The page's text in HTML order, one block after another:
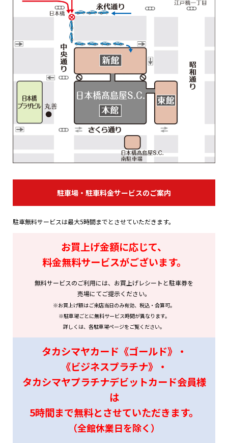
駐車場・駐車料金サービスのご案内
駐車無料サービスは最大5時間までとさせていただきます。
お買上げ金額に応じて、
料金無料サービスがございます。
無料サービスのご利用には、お買上げレシートと駐車券を
売場にてご提示ください。
※お買上げ額はご来店当日のみ有効、税込・合算可。
※駐車場ごとに無料サービス時間が異なります。
詳しくは、各駐車場ページをご覧ください。
タカシマヤカード《ゴールド》・
《ビジネスプラチナ》・
タカシマヤプラチナデビットカード会員様
は
5時間まで無料とさせていただきます。
（全館休業日を除く）